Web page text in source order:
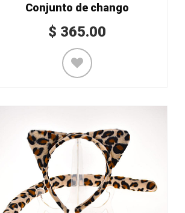
Conjunto de chango
$ 365.00